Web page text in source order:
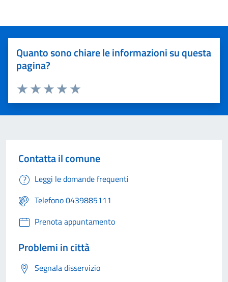
Quanto sono chiare le informazioni su questa
pagina?
Valuta 5 stelle su 5
Valuta 4 stelle su 5
Valuta 3 stelle su 5
Valuta 2 stelle su 5
Valuta 1 stelle su 5
Contatta il comune
Leggi le domande frequenti
Telefono 0439885111
Prenota appuntamento
Problemi in città
Segnala disservizio